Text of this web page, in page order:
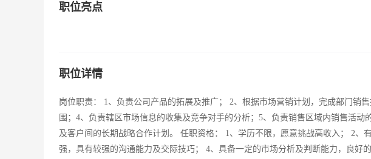
职位亮点
职位详情
岗位职责： 1、负责公司产品的拓展及推广； 2、根据市场营销计划，完成部门销
围；4、负责辖区市场信息的收集及竞争对手的分析；5、负责销售区域内销售活
及客户间的长期战略合作计划。 任职资格： 1、学历不限，愿意挑战高收入； 2、
强，具有较强的沟通能力及交际技巧； 4、具备一定的市场分析及判断能力，良好